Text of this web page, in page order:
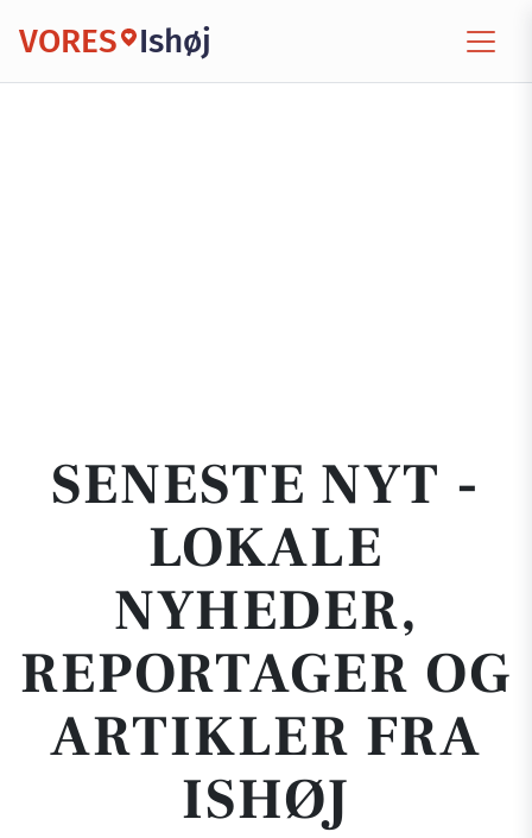
VORES Ishøj
SENESTE NYT -
LOKALE
NYHEDER,
REPORTAGER OG
ARTIKLER FRA
ISHØJ